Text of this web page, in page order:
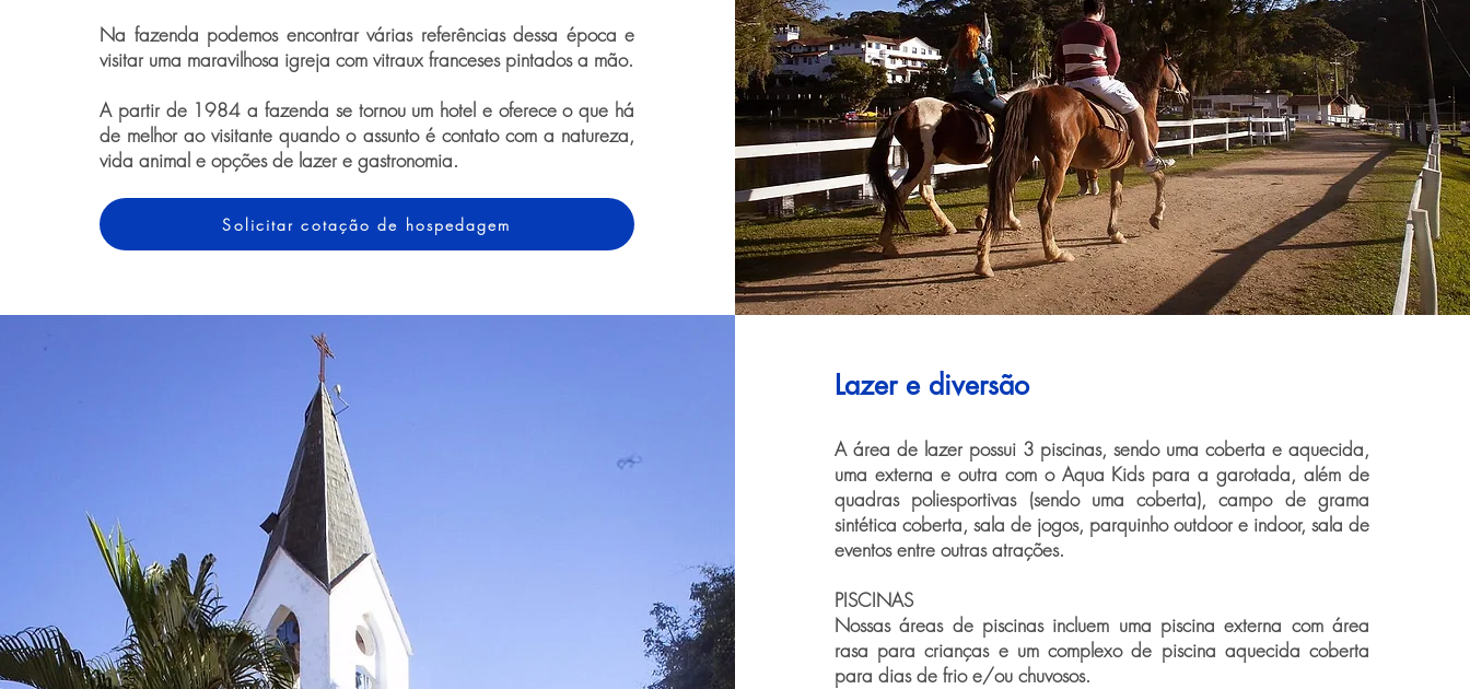
Na fazenda podemos encontrar várias referências dessa época e
visitar uma maravilhosa igreja com vitraux franceses pintados a mão.
A partir de 1984 a fazenda se tornou um hotel e oferece o que há
de melhor ao visitante quando o assunto é contato com a natureza,
vida animal e opções de lazer e gastronomia.
Solicitar cotação de hospedagem
Lazer e diversão
A área de lazer possui 3 piscinas, sendo uma coberta e aquecida,
uma externa e outra com o Aqua Kids para a garotada, além de
quadras poliesportivas (sendo uma coberta), campo de grama
sintética coberta, sala de jogos, parquinho outdoor e indoor, sala de
eventos entre outras atrações.
PISCINAS
Nossas áreas de piscinas incluem uma piscina externa com área
rasa para crianças e um complexo de piscina aquecida coberta
para dias de frio e/ou chuvosos.